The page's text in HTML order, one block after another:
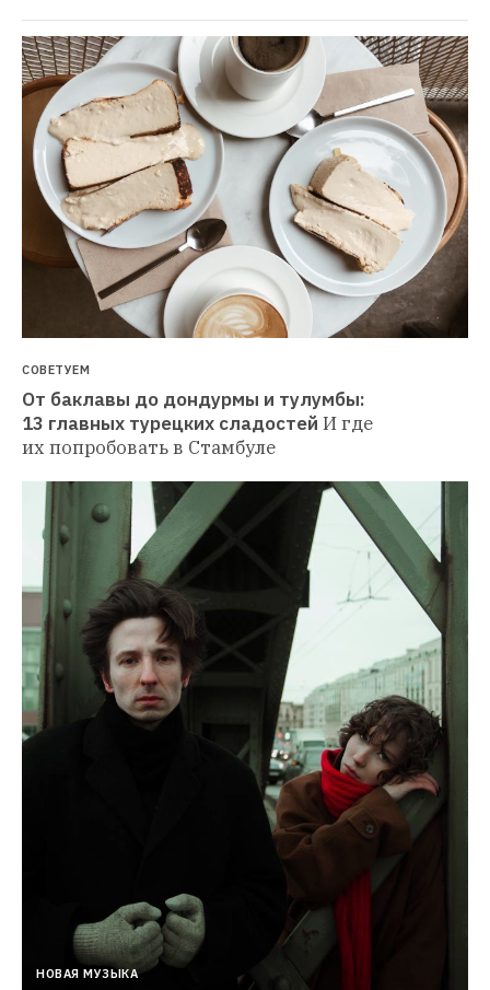
СОВЕТУЕМ
От баклавы до дондурмы и тулумбы:
13 главных турецких сладостей И где
их попробовать в Стамбуле
НОВАЯ МУЗЫКА